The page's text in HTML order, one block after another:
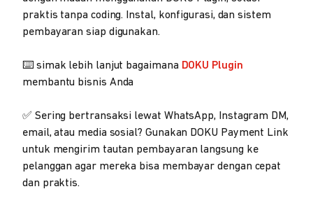
praktis tanpa coding. Instal, konfigurasi, dan sistem
pembayaran siap digunakan.
⌨️ simak lebih lanjut bagaimana DOKU Plugin
membantu bisnis Anda
✅ Sering bertransaksi lewat WhatsApp, Instagram DM,
email, atau media sosial? Gunakan DOKU Payment Link
untuk mengirim tautan pembayaran langsung ke
pelanggan agar mereka bisa membayar dengan cepat
dan praktis.